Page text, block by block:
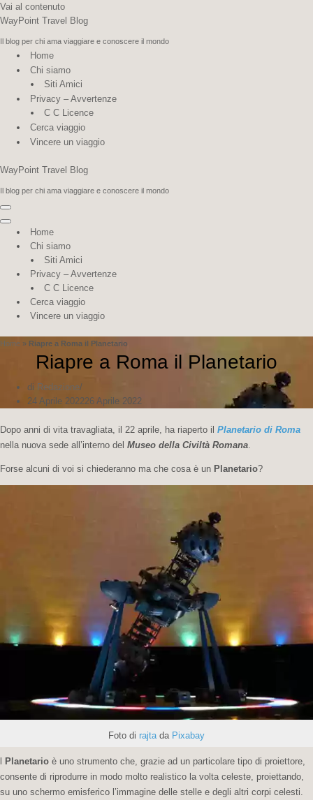
Vai al contenuto
WayPoint Travel Blog
Il blog per chi ama viaggiare e conoscere il mondo
Home
Chi siamo
Siti Amici
Privacy – Avvertenze
C C Licence
Cerca viaggio
Vincere un viaggio
WayPoint Travel Blog
Il blog per chi ama viaggiare e conoscere il mondo
Menu
di
navigazione
Menu
navigazione
Home
Chi siamo
Siti Amici
Privacy – Avvertenze
C C Licence
Cerca viaggio
Vincere un viaggio
Home » Riapre a Roma il Planetario
Riapre a Roma il Planetario
di Redazione
24 Aprile 202226 Aprile 2022
Dopo anni di vita travagliata, il 22 aprile, ha riaperto il Planetario di Roma
nella nuova sede all’interno del Museo della Civiltà Romana
Forse alcuni di voi si chiederanno ma che cosa è un Planetario?
Foto di rajtada Pixabay
Planetario è uno strumento che, grazie ad un particolare tipo di proiettore,
consente di riprodurre in modo molto realistico la volta celeste, proiettando,
su uno schermo emisferico l’immagine delle stelle e degli altri corpi celesti.